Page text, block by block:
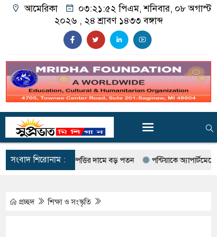
আমেরিকা ০৩:২১:৫৩ পিএম, শনিবার, ০৮ অগাস্ট
২০২৬ , ২৪ শ্রাবণ ১৪৩৩ বঙ্গাব্দ
সংবাদ শিরোনাম :
সম্পত্তির দামে বড় পতন পন্টিয়াকে অ্যাপার্টমেন্টে
প্রচ্ছদ শিক্ষা ও সংস্কৃতি